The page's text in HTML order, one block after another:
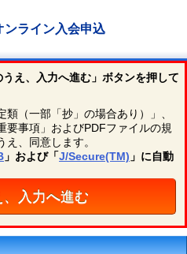
ライン入会申込
え、入力へ進む」ボタンを押して
（一部「抄」の場合あり）」、
要事項」およびPDFファイルの規
、同意します。
」および「J/Secure(TM) 」に自動
、入力へ進む